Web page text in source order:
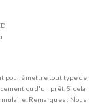
pour émettre tout type de
ou d'un prêt. Si cela
Remarques : Nous